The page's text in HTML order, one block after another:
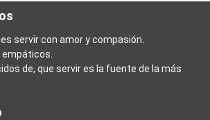
servir con amor y compasión.
de, que servir es la fuente de la más